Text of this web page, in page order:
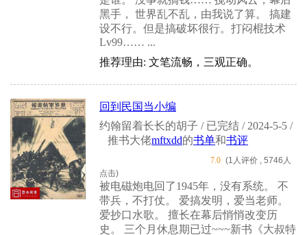
黑手， 世界乱不乱，由我说了算。 搞建
设不行。但是搞破坏很行。打闷棍技术
Lv99…… ...
推荐理由: 文笔流畅，三观正确。
回到民国当小编
约翰留着长长的胡子 / 已完结 / 2024-5-5 /
推书大佬mftxdd的书单和书评
7.0 (1人评价 , 5746人
点击)
被电磁炮电回了1945年，没有系统。 不
带兵，不打仗。 爱搞发明，爱当老师。
爱抄口水歌。 擅长在幕后悄悄改变历
史。 三个月休息期已过~~~新书《大叔特